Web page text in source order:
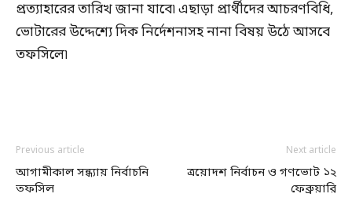
প্রত্যাহারের তারিখ জানা যাবে৷ এছাড়া প্রার্থীদের আচরণবিধি,
ভোটারের উদ্দেশ্যে দিক নির্দেশনাসহ নানা বিষয় উঠে আসবে
তফসিলে৷
Previous article
আগামীকাল সন্ধ্যায় নির্বাচনি
তফসিল
Next article
ত্রয়োদশ নির্বাচন ও গণভোট ১২
ফেব্রুয়ারি